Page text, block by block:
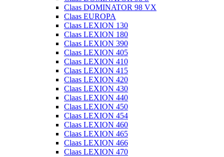
Claas DOMINATOR 98 VX
Claas EUROPA
Claas LEXION 130
Claas LEXION 180
Claas LEXION 390
Claas LEXION 405
Claas LEXION 410
Claas LEXION 415
Claas LEXION 420
Claas LEXION 430
Claas LEXION 440
Claas LEXION 450
Claas LEXION 454
Claas LEXION 460
Claas LEXION 465
Claas LEXION 466
Claas LEXION 470